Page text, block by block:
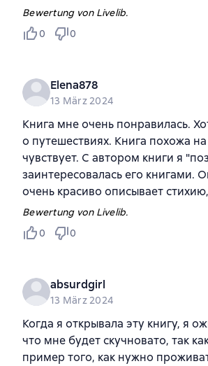
Bewertung von Livelib.
0
0
Elena878
13 März 2024
Книга мне очень понравилась.
о путешествиях. Книга похожа
чувствует. С автором книги я
заинтересовалась его книгами.
очень красиво описывает
Bewertung von Livelib.
0
0
absurdgirl
13 März 2024
Когда я открывала эту книгу, я
что мне будет скучновато, так
пример того, как нужно